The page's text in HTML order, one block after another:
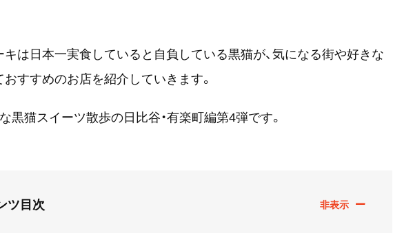
は日本一実食していると自負している黒猫が、気になる街や好きな
すすめのお店を紹介していきます。
黒猫スイーツ散歩の日比谷・有楽町編第4弾です。
ツ目次